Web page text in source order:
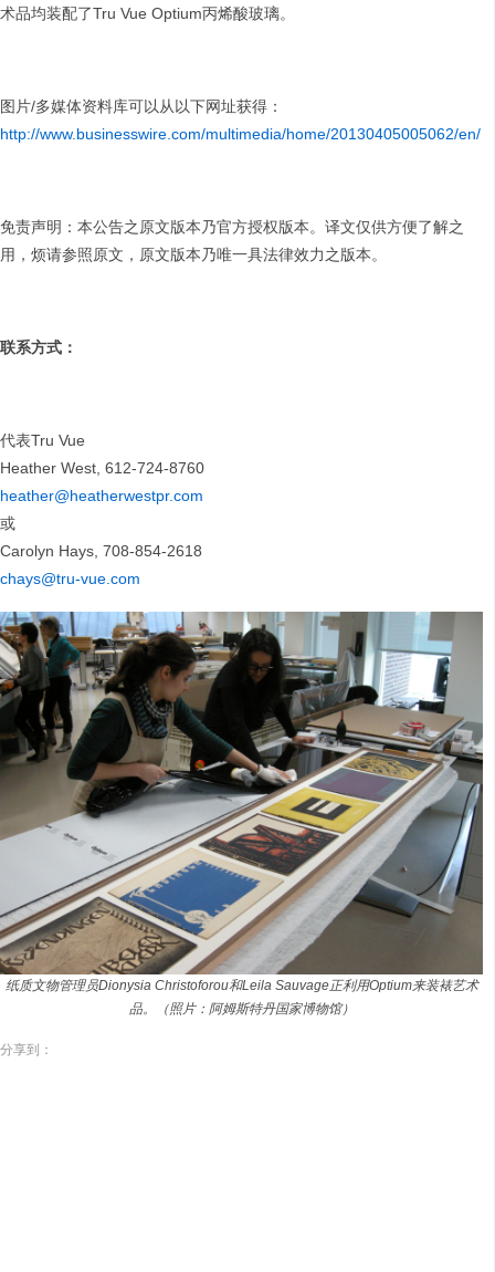
术品均装配了Tru Vue Optium丙烯酸玻璃。
图片/多媒体资料库可以从以下网址获得：
http://www.businesswire.com/multimedia/home/20130405005062/en/
免责声明：本公告之原文版本乃官方授权版本。译文仅供方便了解之
用，烦请参照原文，原文版本乃唯一具法律效力之版本。
联系方式：
代表Tru Vue
Heather West, 612-724-8760
heather@heatherwestpr.com
或
Carolyn Hays, 708-854-2618
chays@tru-vue.com
纸质文物管理员Dionysia Christoforou和Leila Sauvage正利用Optium来装裱艺术
品。（照片：阿姆斯特丹国家博物馆）
分享到：